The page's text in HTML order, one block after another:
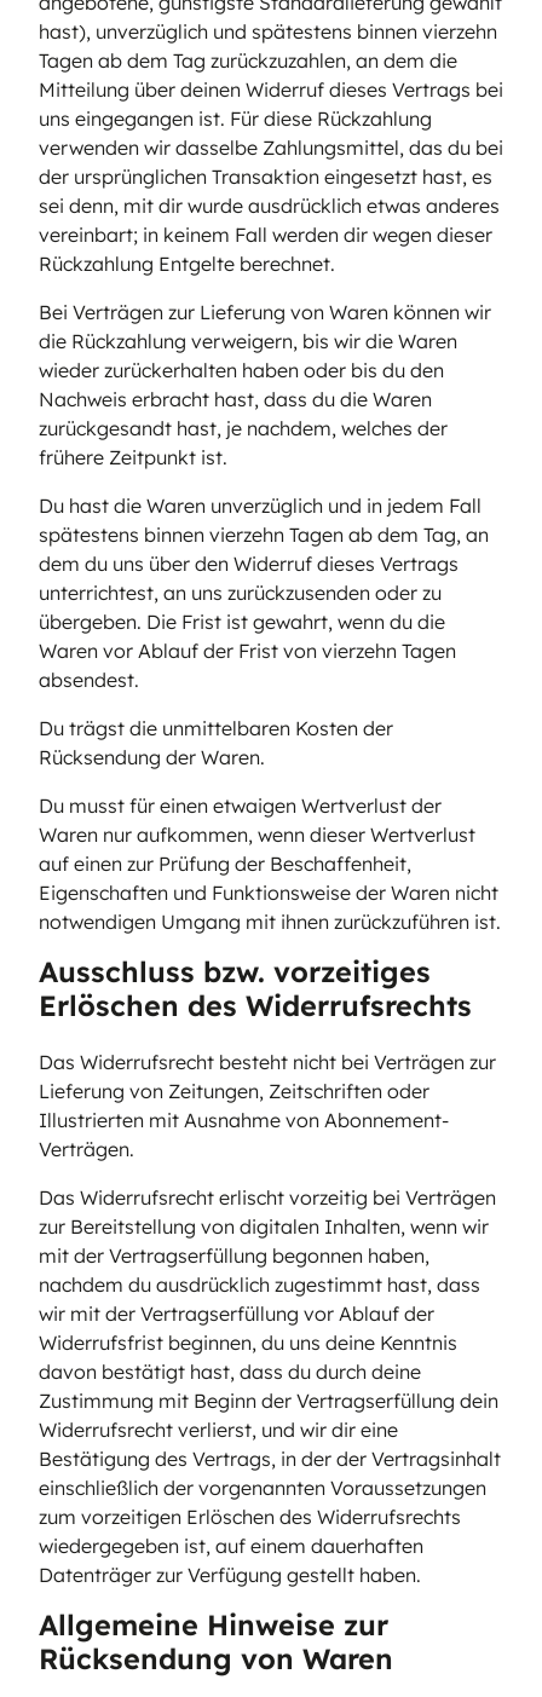
hast), unverzüglich und spätestens binnen vierzehn
Tagen ab dem Tag zurückzuzahlen, an dem die
Mitteilung über deinen Widerruf dieses Vertrags bei
uns eingegangen ist. Für diese Rückzahlung
verwenden wir dasselbe Zahlungsmittel, das du bei
der ursprünglichen Transaktion eingesetzt hast, es
sei denn, mit dir wurde ausdrücklich etwas anderes
vereinbart; in keinem Fall werden dir wegen dieser
Rückzahlung Entgelte berechnet.
Bei Verträgen zur Lieferung von Waren können wir
die Rückzahlung verweigern, bis wir die Waren
wieder zurückerhalten haben oder bis du den
Nachweis erbracht hast, dass du die Waren
zurückgesandt hast, je nachdem, welches der
frühere Zeitpunkt ist.
Du hast die Waren unverzüglich und in jedem Fall
spätestens binnen vierzehn Tagen ab dem Tag, an
dem du uns über den Widerruf dieses Vertrags
unterrichtest, an uns zurückzusenden oder zu
übergeben. Die Frist ist gewahrt, wenn du die
Waren vor Ablauf der Frist von vierzehn Tagen
absendest.
Du trägst die unmittelbaren Kosten der
Rücksendung der Waren.
Du musst für einen etwaigen Wertverlust der
Waren nur aufkommen, wenn dieser Wertverlust
auf einen zur Prüfung der Beschaffenheit,
Eigenschaften und Funktionsweise der Waren nicht
notwendigen Umgang mit ihnen zurückzuführen ist.
Ausschluss bzw. vorzeitiges
Erlöschen des Widerrufsrechts
Das Widerrufsrecht besteht nicht bei Verträgen zur
Lieferung von Zeitungen, Zeitschriften oder
Illustrierten mit Ausnahme von Abonnement-
Verträgen.
Das Widerrufsrecht erlischt vorzeitig bei Verträgen
zur Bereitstellung von digitalen Inhalten, wenn wir
mit der Vertragserfüllung begonnen haben,
nachdem du ausdrücklich zugestimmt hast, dass
wir mit der Vertragserfüllung vor Ablauf der
Widerrufsfrist beginnen, du uns deine Kenntnis
davon bestätigt hast, dass du durch deine
Zustimmung mit Beginn der Vertragserfüllung dein
Widerrufsrecht verlierst, und wir dir eine
Bestätigung des Vertrags, in der der Vertragsinhalt
einschließlich der vorgenannten Voraussetzungen
zum vorzeitigen Erlöschen des Widerrufsrechts
wiedergegeben ist, auf einem dauerhaften
Datenträger zur Verfügung gestellt haben.
Allgemeine Hinweise zur
Rücksendung von Waren